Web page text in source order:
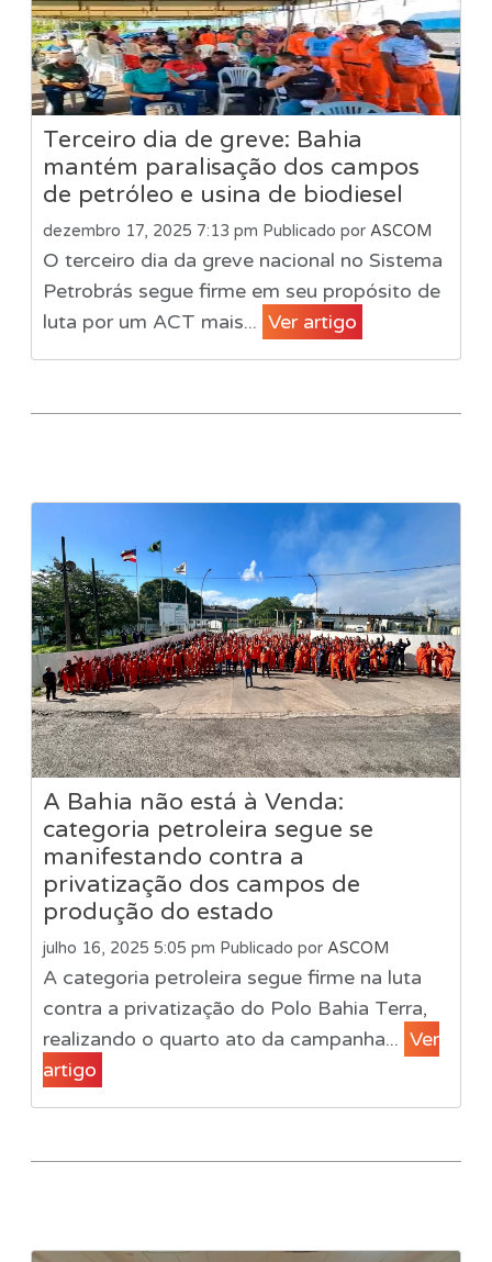
Terceiro dia de greve: Bahia
mantém paralisação dos campos
de petróleo e usina de biodiesel
dezembro 17, 2025 7:13 pm Publicado por ASCOM
O terceiro dia da greve nacional no Sistema
Petrobrás segue firme em seu propósito de
luta por um ACT mais... Ver artigo
A Bahia não está à Venda:
categoria petroleira segue se
manifestando contra a
privatização dos campos de
produção do estado
julho 16, 2025 5:05 pm Publicado por ASCOM
A categoria petroleira segue firme na luta
contra a privatização do Polo Bahia Terra,
realizando o quarto ato da campanha... Ver
artigo